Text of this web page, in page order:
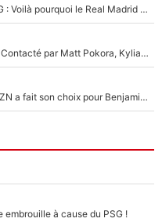
Yan Diomandé était trop cher pour le PSG : Voilà pourquoi le Real Madrid a accepté de payer la somme record de 140M€ pour boucler son transfert !
De l'équipe de France à The Voice Kids : Contacté par Matt Pokora, Kylian Mbappé a accepté de jouer un rôle inédit sur TF1 !
La Liga sur beIN Sports c’est terminé, DAZN a fait son choix pour Benjamin Da Silva et Omar Da Fonseca !
embrouille à cause du PSG !